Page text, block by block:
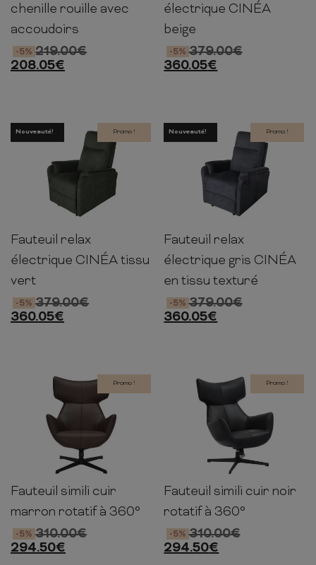
chenille rouille avec
accoudoirs
219.00€
-5%
208.05€
électrique CINÉA
beige
379.00€
-5%
360.05€
Nouveauté! Promo !
100cm 75cm
Fauteuil relax
électrique CINÉA tissu
vert
379.00€
-5%
360.05€
Nouveauté! Promo !
100cm 75cm
Fauteuil relax
électrique gris CINÉA
en tissu texturé
379.00€
-5%
360.05€
Promo !
100cm 75cm
93cm
Fauteuil simili cuir
marron rotatif à 360°
310.00€
-5%
294.50€
Promo !
100cm 75cm
78-
Fauteuil simili cuir noir
rotatif à 360°
310.00€
-5%
294.50€